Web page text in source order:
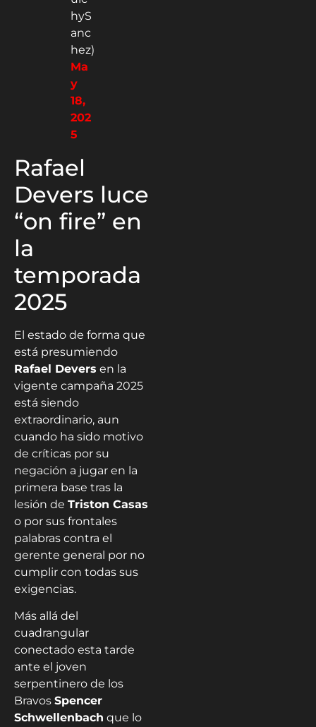
hyS
anc
hez)
Ma
y
18,
202
5
Rafael
Devers luce
“on fire” en
la
temporada
2025
El estado de forma que
está presumiendo
Rafael Devers en la
vigente campaña 2025
está siendo
extraordinario, aun
cuando ha sido motivo
de críticas por su
negación a jugar en la
primera base tras la
lesión de Triston Casas
o por sus frontales
palabras contra el
gerente general por no
cumplir con todas sus
exigencias.
Más allá del
cuadrangular
conectado esta tarde
ante el joven
serpentinero de los
Bravos Spencer
Schwellenbach que lo